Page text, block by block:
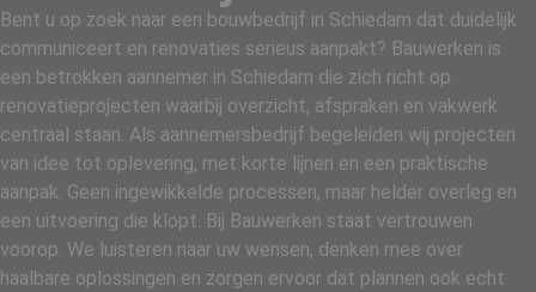
Bent u op zoek naar een bouwbedrijf in Schiedam dat duidelijk
communiceert en renovaties serieus aanpakt? Bauwerken is
een betrokken aannemer in Schiedam die zich richt op
renovatieprojecten waarbij overzicht, afspraken en vakwerk
centraal staan. Als aannemersbedrijf begeleiden wij projecten
van idee tot oplevering, met korte lijnen en een praktische
aanpak. Geen ingewikkelde processen, maar helder overleg en
een uitvoering die klopt. Bij Bauwerken staat vertrouwen
voorop. We luisteren naar uw wensen, denken mee over
haalbare oplossingen en zorgen ervoor dat plannen ook echt